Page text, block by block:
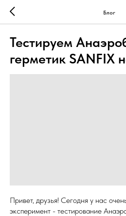
Блог
Тестируем
герметик SANFIX
Привет, друзья! Сегодня у нас
эксперимент - тестирование